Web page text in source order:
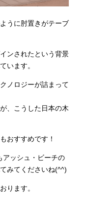
うに肘置きがテーブ
ンされたという背景
います。
ノロジーが詰まって
、こうした日本の木
おすすめです！
アッシュ・ビーチの
みてくださいね(^^)
ります。